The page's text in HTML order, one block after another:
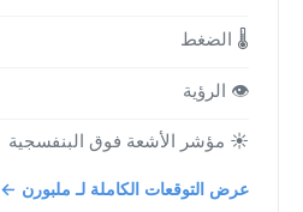
🌡️ الضغط
👁️ الرؤية
☀️ مؤشر الأشعة فوق البنفسجية
عرض التوقعات الكاملة لـ ملبورن ←